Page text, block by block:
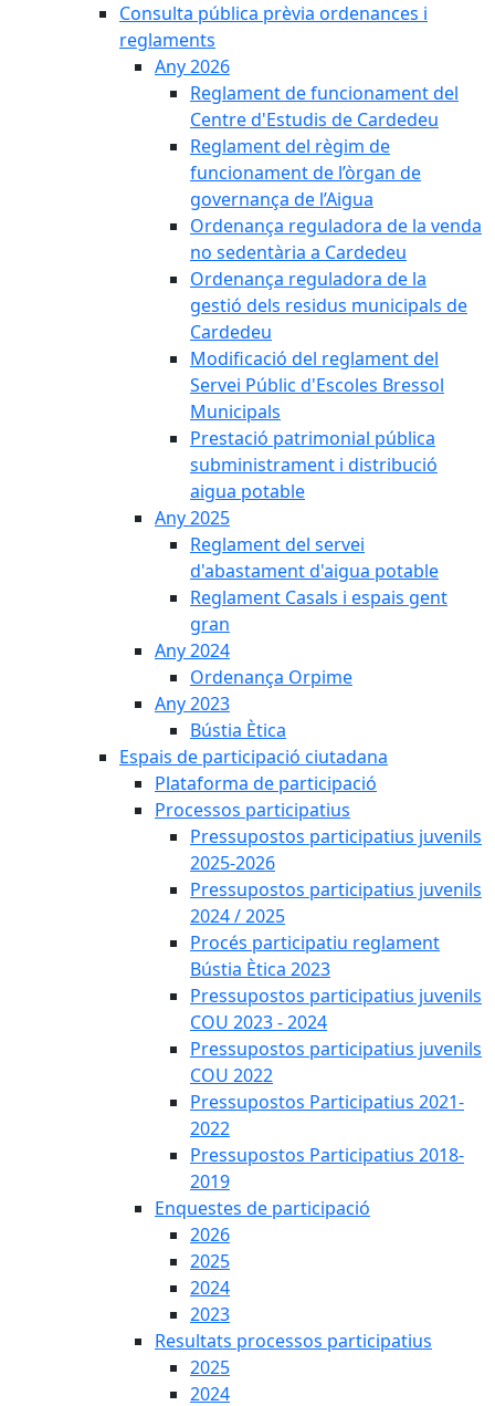
Consulta pública prèvia ordenances i
reglaments
Any 2026
Reglament de funcionament del
Centre d'Estudis de Cardedeu
Reglament del règim de
funcionament de l’òrgan de
governança de l’Aigua
Ordenança reguladora de la venda
no sedentària a Cardedeu
Ordenança reguladora de la
gestió dels residus municipals de
Cardedeu
Modificació del reglament del
Servei Públic d'Escoles Bressol
Municipals
Prestació patrimonial pública
subministrament i distribució
aigua potable
Any 2025
Reglament del servei
d'abastament d'aigua potable
Reglament Casals i espais gent
gran
Any 2024
Ordenança Orpime
Any 2023
Bústia Ètica
Espais de participació ciutadana
Plataforma de participació
Processos participatius
Pressupostos participatius juvenils
2025-2026
Pressupostos participatius juvenils
2024 / 2025
Procés participatiu reglament
Bústia Ètica 2023
Pressupostos participatius juvenils
COU 2023 - 2024
Pressupostos participatius juvenils
COU 2022
Pressupostos Participatius 2021-
2022
Pressupostos Participatius 2018-
2019
Enquestes de participació
2026
2025
2024
2023
Resultats processos participatius
2025
2024